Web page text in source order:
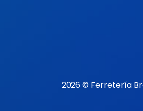
2026 © Ferretería